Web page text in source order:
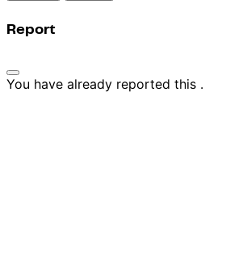
Report
You have already reported this .